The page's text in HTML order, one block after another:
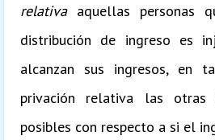
relativaaquellas personas
distribución de ingreso es
alcanzan sus ingresos, en
privación relativa las otras
posibles con respecto a si el